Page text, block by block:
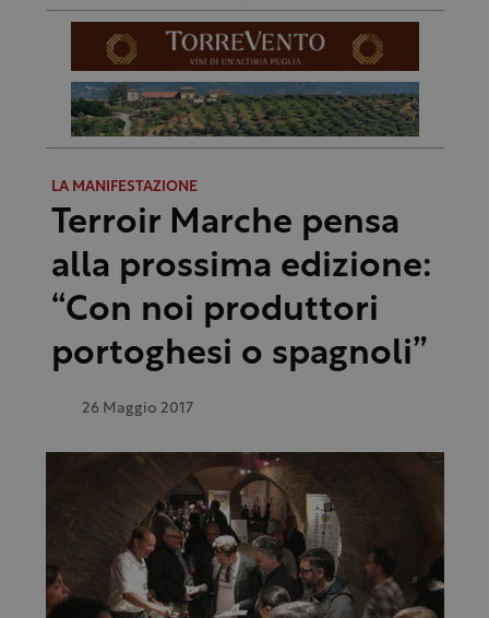
LA MANIFESTAZIONE
Terroir Marche pensa
alla prossima edizione:
“Con noi produttori
portoghesi o spagnoli”
26 Maggio 2017